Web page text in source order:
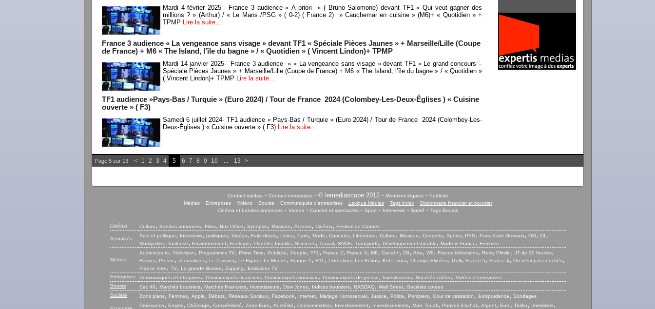
Mardi 4 février 2025- France 3 audience « A priori » ( Bruno Salomone) devant TF1 « Qui veut gagner des
millions ? » (Arthur) / « Le Mans /PSG » ( 0-2) ( France 2) » Cauchemar en cuisine » (M6)+ « Quotidien » +
TPMP Lire la suite…
France 3 audience « La vengeance sans visage » devant TF1 « Spéciale Pièces Jaunes » + Marseille/Lille (Coupe
de France) + M6 « The Island, l’île du bagne » / « Quotidien » ( Vincent Lindon)+ TPMP
Mardi 14 janvier 2025- France 3 audience » « La vengeance sans visage » devant TF1 « Le grand concours –
Spéciale Pièces Jaunes » + Marseille/Lille (Coupe de France) + M6 « The Island, l’île du bagne » / « Quotidien »
( Vincent Lindon)+ TPMP Lire la suite…
TF1 audience »Pays-Bas / Turquie » (Euro 2024) / Tour de France 2024 (Colombey-Les-Deux-Églises ) « Cuisine
ouverte » ( F3)
Samedi 6 juillet 2024- TF1 audience « Pays-Bas / Turquie » (Euro 2024) / Tour de France 2024 (Colombey-Les-
Deux-Églises ) « Cuisine ouverte » ( F3) Lire la suite…
Page 5 sur 13 < 1 2 3 4 5 6 7 8 9 10 ... 13 >
Contact médias- Contact entreprises- © lemediascope 2012 - Mentions légales- Publicité
Médias- Entreprises- Vidéos- Bourse - Communiqués d'entreprises- Lexique Médias- Tags index- Dictionnaire financier et boursier
Cinéma et bandes-annonces- Videos- Concert et spectacles- Sport- Interviews- Santé - Tags Bourse
Cinéma Culture, Bandes annonces, Films, Box Office, Synopsis, Musique, Acteurs, Cinéma, Festival de Cannes
Actualités
Actu et politique, Interviews, politiques, Vidéos, Faits divers, Livres, Paris, Mode, Concerts, Littérature, Culture, Musique, Concerts, Sports, PSG, Paris Saint Germain, OM, OL,
Montpellier, Toulouse, Environnement, Ecologie, Planète, Insolite, Sciences, Travail , SNCF, Transports, Développement durable, Made in France, Femmes
Médias
Audiences tv, Télévision, Programmes TV, Prime Time, Publicité, People, TF1, France 2, France 3, M6, Canal +, D8, Arte, W9, France télévisions, Remy Pfimlin, JT de 20 heures,
Radios, Presse, Journalistes, Le Parisien, Le Figaro, Le Monde, Europe 1, RTL, Libération, Les Echos, Koh Lanta, Champs Elysées, Gulli, France 5, France 4, On n’est pas couchés,
France Inter, TV, La grande librairie, Zapping,
Emissions TV
Entreprises
Communiqués d’entreprises, Communiqués financiers, Communiqués boursiers, Communiqués de presse, Investisseurs, Sociétés cotées, Vidéos d’entreprises
Bourse
Cac 40, Marchés boursiers, Marchés financiers, Investisseurs, Dow Jones, Indices boursiers, NASDAQ, Wall Street, Sociétés cotées
Société
Bons plans, Femmes, Apple, Débats, Réseaux Sociaux, Facebook, Internet, Mariage Homosexuel , Justice, Police, Pompiers, Cour de cassation, Jurisprudence, Sondages
Croissance, Emploi, Chômage, Compétitivité, Zone Euro, Austérité, Consommation, Investissement, Investissements, Marc Touati, Pouvoir d’achat, Argent, Euro, Dollar, Immobilier,